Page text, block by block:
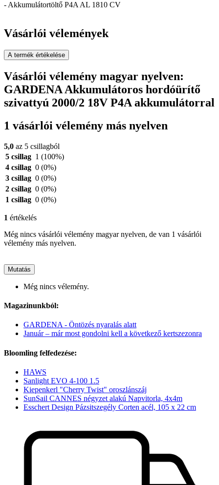
- Akkumulátortöltő P4A AL 1810 CV
Vásárlói vélemények
A termék értékelése
Vásárlói vélemény magyar nyelven:
GARDENA Akkumulátoros hordóürítő
szivattyú 2000/2 18V P4A akkumulátorral
1 vásárlói vélemény más nyelven
5,0 az 5 csillagból
5 csillag 1 (100%)
4 csillag 0 (0%)
3 csillag 0 (0%)
2 csillag 0 (0%)
1 csillag 0 (0%)
1 értékelés
Még nincs vásárlói vélemény magyar nyelven, de van 1 vásárlói
vélemény más nyelven.
Mutatás
Még nincs vélemény.
Magazinunkból:
GARDENA - Öntözés nyaralás alatt
Január – már most gondolni kell a következő kertszezonra
Bloomling felfedezése:
HAWS
Sanlight EVO 4-100 1.5
Kiepenkerl "Cherry Twist" oroszlánszáj
SunSail CANNES négyzet alakú Napvitorla, 4x4m
Esschert Design Pázsitszegély Corten acél, 105 x 22 cm